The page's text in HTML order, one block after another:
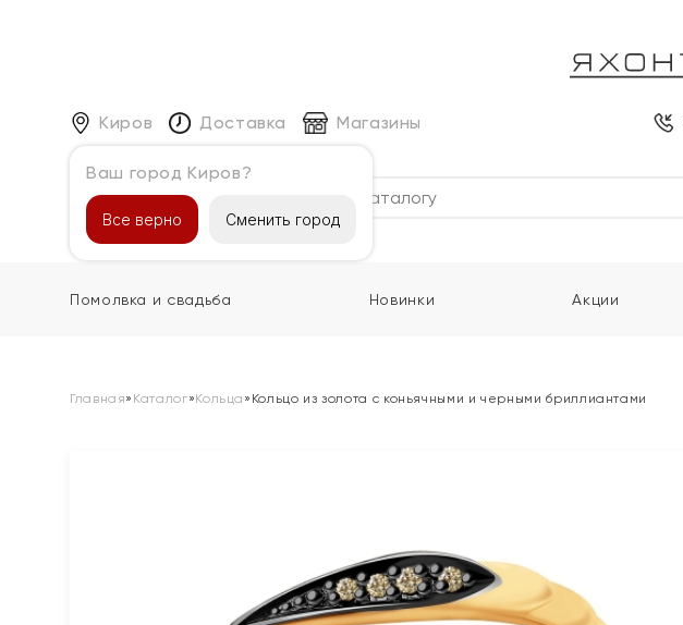
Киров
Ваш город Киров?
Все верно Сменить город
Доставка Магазины
Каталог
Помолвка и свадьба Новинки Акции
Главная» Каталог»Кольца » Кольцо из золота с коньячными и черными бриллиантами